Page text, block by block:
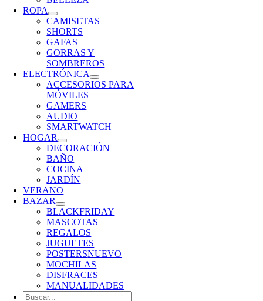
ROPA
CAMISETAS
SHORTS
GAFAS
GORRAS Y
SOMBREROS
ELECTRÓNICA
ACCESORIOS PARA
MÓVILES
GAMERS
AUDIO
SMARTWATCH
HOGAR
DECORACIÓN
BAÑO
COCINA
JARDÍN
VERANO
BAZAR
BLACKFRIDAY
MASCOTAS
REGALOS
JUGUETES
POSTERSNUEVO
MOCHILAS
DISFRACES
MANUALIDADES
Buscar: